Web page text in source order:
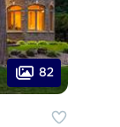
82